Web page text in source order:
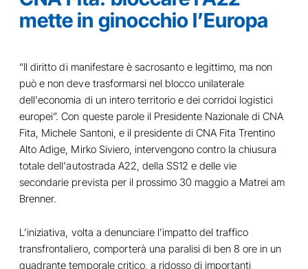
mette in ginocchio l’Europa
“Il diritto di manifestare è sacrosanto e legittimo, ma non
può e non deve trasformarsi nel blocco unilaterale
dell'economia di un intero territorio e dei corridoi logistici
europei”. Con queste parole il Presidente Nazionale di CNA
Fita, Michele Santoni, e il presidente di CNA Fita Trentino
Alto Adige, Mirko Siviero, intervengono contro la chiusura
totale dell'autostrada A22, della SS12 e delle vie
secondarie prevista per il prossimo 30 maggio a Matrei am
Brenner.
L’iniziativa, volta a denunciare l’impatto del traffico
transfrontaliero, comporterà una paralisi di ben 8 ore in un
quadrante temporale critico, a ridosso di importanti